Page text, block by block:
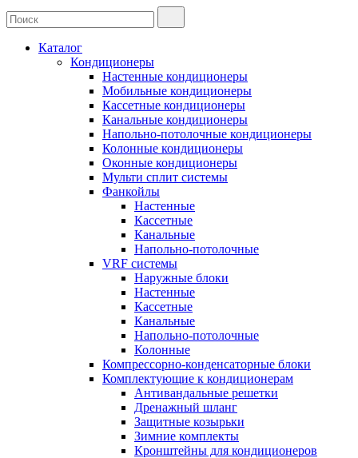
Каталог
Кондиционеры
Настенные кондиционеры
Мобильные кондиционеры
Кассетные кондиционеры
Канальные кондиционеры
Напольно-потолочные кондиционеры
Колонные кондиционеры
Оконные кондиционеры
Мульти сплит системы
Фанкойлы
Настенные
Кассетные
Канальные
Напольно-потолочные
VRF системы
Наружные блоки
Настенные
Кассетные
Канальные
Напольно-потолочные
Колонные
Компрессорно-конденсаторные блоки
Комплектующие к кондиционерам
Антивандальные решетки
Дренажный шланг
Защитные козырьки
Зимние комплекты
Кронштейны для кондиционеров